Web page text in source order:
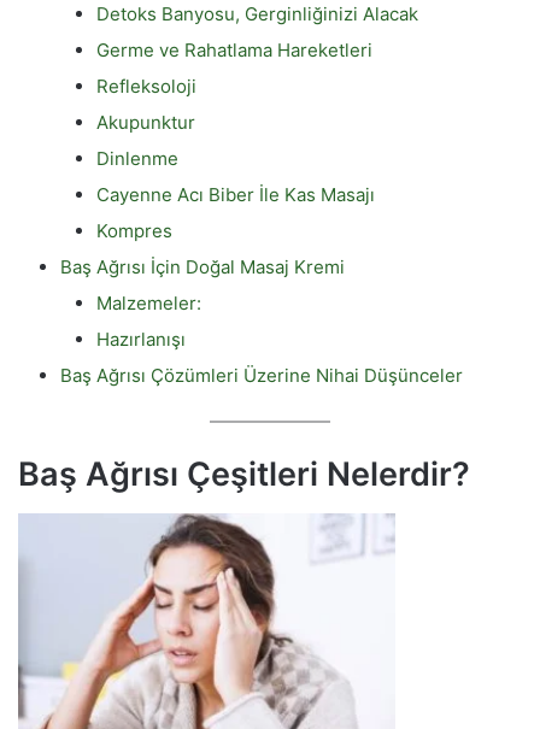
Detoks Banyosu, Gerginliğinizi Alacak
Germe ve Rahatlama Hareketleri
Refleksoloji
Akupunktur
Dinlenme
Cayenne Acı Biber İle Kas Masajı
Kompres
Baş Ağrısı İçin Doğal Masaj Kremi
Malzemeler:
Hazırlanışı
Baş Ağrısı Çözümleri Üzerine Nihai Düşünceler
Baş Ağrısı Çeşitleri Nelerdir?